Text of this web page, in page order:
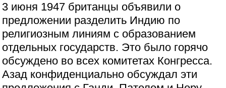
3 июня 1947 британцы объявили о
предложении разделить Индию по
религиозным линиям с образованием
отдельных государств. Это было горячо
обсуждено во всех комитетах Конгресса.
Азад конфиденциально обсуждал эти